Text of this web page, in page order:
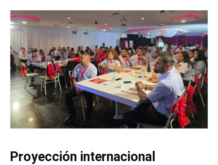
Proyección internacional